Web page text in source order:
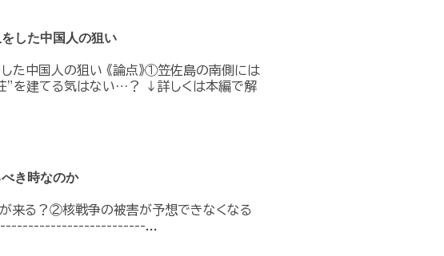
した中国人の狙い
た中国人の狙い 《論点》①笠佐島の南側には
”を建てる気はない…？ ↓詳しくは本編で解
き時なのか
来る？②核戦争の被害が予想できなくなる
...